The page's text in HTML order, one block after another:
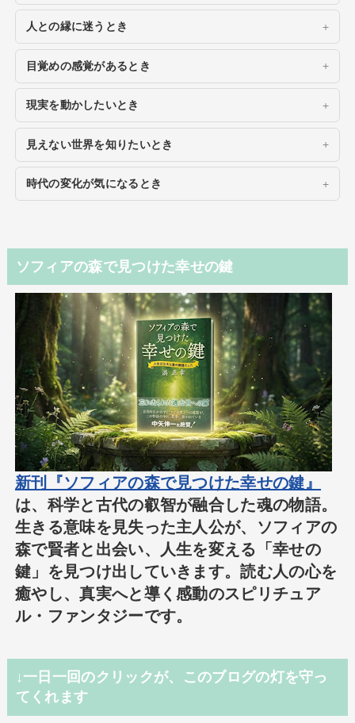
人との縁に迷うとき
目覚めの感覚があるとき
現実を動かしたいとき
見えない世界を知りたいとき
時代の変化が気になるとき
ソフィアの森で見つけた幸せの鍵
新刊『ソフィアの森で見つけた幸せの鍵』
は、科学と古代の叡智が融合した魂の物語。
生きる意味を見失った主人公が、ソフィアの
森で賢者と出会い、人生を変える「幸せの
鍵」を見つけ出していきます。読む人の心を
癒やし、真実へと導く感動のスピリチュア
ル・ファンタジーです。
↓一日一回のクリックが、このブログの灯を守っ
てくれます